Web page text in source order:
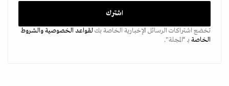
تخضع اشتراكات الرسائل الإخبارية الخاصة بكلقواعد الخصوصيةوالشروط
الخاصة بـ “المجلة".